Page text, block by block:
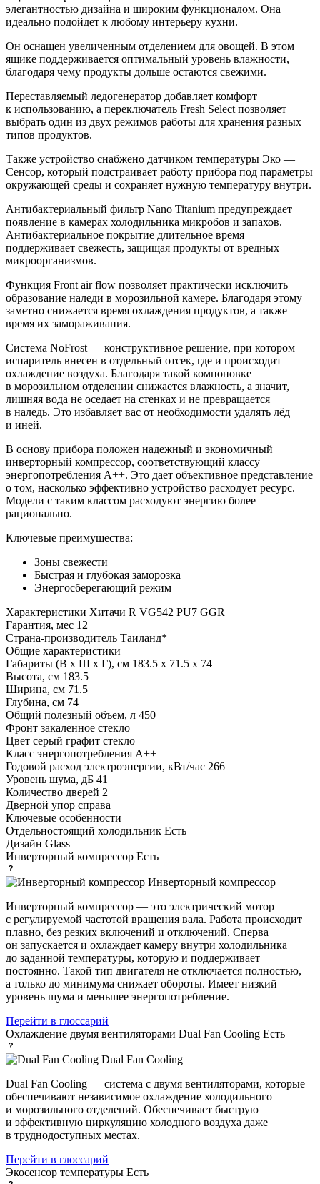
элегантностью дизайна и широким функционалом. Она
идеально подойдет к любому интерьеру кухни.
Он оснащен увеличенным отделением для овощей. В этом
ящике поддерживается оптимальный уровень влажности,
благодаря чему продукты дольше остаются свежими.
Переставляемый ледогенератор добавляет комфорт
к использованию, а переключатель Fresh Select позволяет
выбрать один из двух режимов работы для хранения разных
типов продуктов.
Также устройство снабжено датчиком температуры Эко —
Сенсор, который подстраивает работу прибора под параметры
окружающей среды и сохраняет нужную температуру внутри.
Антибактериальный фильтр Nano Titanium предупреждает
появление в камерах холодильника микробов и запахов.
Антибактериальное покрытие длительное время
поддерживает свежесть, защищая продукты от вредных
микроорганизмов.
Функция Front air flow позволяет практически исключить
образование наледи в морозильной камере. Благодаря этому
заметно снижается время охлаждения продуктов, а также
время их замораживания.
Система NoFrost — конструктивное решение, при котором
испаритель внесен в отдельный отсек, где и происходит
охлаждение воздуха. Благодаря такой компоновке
в морозильном отделении снижается влажность, а значит,
лишняя вода не оседает на стенках и не превращается
в наледь. Это избавляет вас от необходимости удалять лёд
и иней.
В основу прибора положен надежный и экономичный
инверторный компрессор, соответствующий классу
энергопотребления А++. Это дает объективное представление
о том, насколько эффективно устройство расходует ресурс.
Модели с таким классом расходуют энергию более
рационально.
Ключевые преимущества:
Зоны свежести
Быстрая и глубокая заморозка
Энергосберегающий режим
Характеристики Хитачи R VG542 PU7 GGR
Гарантия, мес 12
Страна-производитель Таиланд*
Общие характеристики
Габариты (В х Ш х Г), см 183.5 х 71.5 х 74
Высота, см 183.5
Ширина, см 71.5
Глубина, см 74
Общий полезный объем, л 450
Фронт закаленное стекло
Цвет серый графит стекло
Класс энергопотребления A++
Годовой расход электроэнергии, кВт/час 266
Уровень шума, дБ 41
Количество дверей 2
Дверной упор справа
Ключевые особенности
Отдельностоящий холодильник Есть
Дизайн Glass
Инверторный компрессор Есть
Инверторный компрессор
Инверторный компрессор — это электрический мотор
с регулируемой частотой вращения вала. Работа происходит
плавно, без резких включений и отключений. Сперва
он запускается и охлаждает камеру внутри холодильника
до заданной температуры, которую и поддерживает
постоянно. Такой тип двигателя не отключается полностью,
а только до минимума снижает обороты. Имеет низкий
уровень шума и меньшее энергопотребление.
Перейти в глоссарий
Охлаждение двумя вентиляторами Dual Fan Cooling Есть
Dual Fan Cooling
Dual Fan Cooling — система с двумя вентиляторами, которые
обеспечивают независимое охлаждение холодильного
и морозильного отделений. Обеспечивает быструю
и эффективную циркуляцию холодного воздуха даже
в труднодоступных местах.
Перейти в глоссарий
Экосенсор температуры Есть